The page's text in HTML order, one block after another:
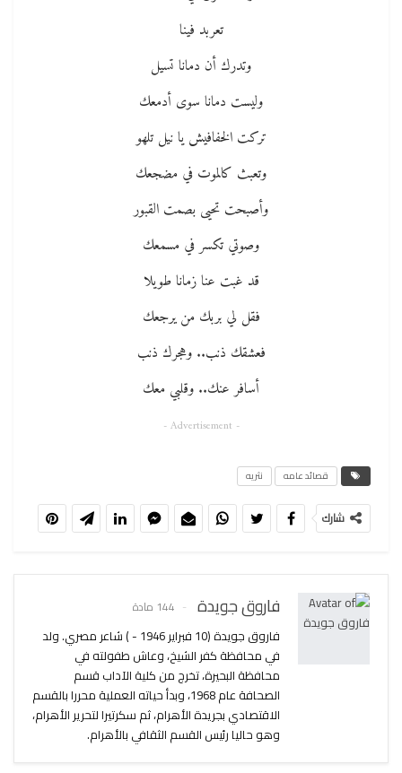
تعربد فينا
وتدرك أن دمانا تسيل
وليست دمانا سوى أدمعك
تركت الخفافيش يا نيل تلهو
وتعبث كالموت في مضجعك
وأصبحت تحيى بصمت القبور
وصوتي تكسر في مسمعك
قد غبت عنا زمانا طويلا
فقل لي بربك من يرجعك
فعشقك ذنب.. وهجرك ذنب
أسافر عنك.. وقلبي معك
- Advertisement -
قصائد عامه نثريه
شارك
فاروق جويدة 144 مادة
فاروق جويدة (10 فبراير 1946 - ) شاعر مصري. ولد
في محافظة كفر الشيخ، وعاش طفولته في
محافظة البحيرة، تخرج من كلية الآداب قسم
الصحافة عام 1968، وبدأ حياته العملية محررا بالقسم
الاقتصادي بجريدة الأهرام، ثم سكرتيرا لتحرير الأهرام،
وهو حاليا رئيس القسم الثقافي بالأهرام.